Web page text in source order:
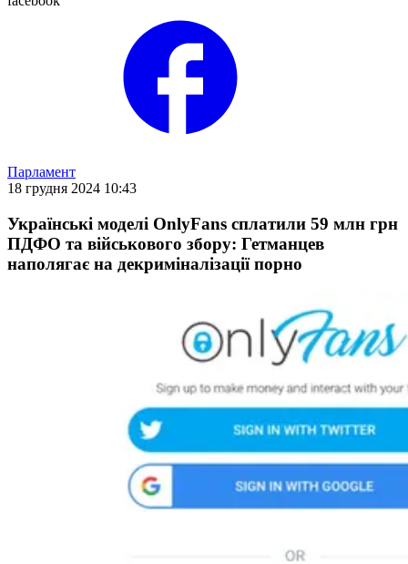
Парламент
18 грудня 2024 10:43
Українські моделі OnlyFans сплатили 59 млн грн
ПДФО та військового збору: Гетманцев
наполягає на декриміналізації порно